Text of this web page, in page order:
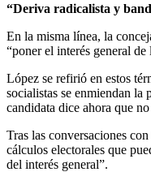
“Deriva radicalista y
En la misma línea, la
“poner el interés general
López se refirió en estos
socialistas se enmiendan la
candidata dice ahora que
Tras las conversaciones
cálculos electorales que
del interés general”.